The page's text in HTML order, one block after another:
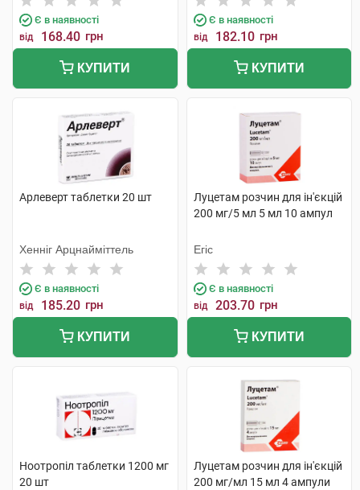
Є в наявності
від 168.40 грн
КУПИТИ
Є в наявності
від 182.10 грн
КУПИТИ
Арлеверт таблетки 20 шт
Хенніг Арцнайміттель
Є в наявності
від 185.20 грн
КУПИТИ
Луцетам розчин для ін'єкцій
200 мг/5 мл 5 мл 10 ампул
Егіс
Є в наявності
від 203.70 грн
КУПИТИ
Ноотропіл таблетки 1200 мг
20 шт
Луцетам розчин для ін'єкцій
200 мг/мл 15 мл 4 ампули